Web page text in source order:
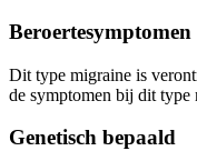
Beroertesymptomen
Dit type migraine is
de symptomen bij dit type
Genetisch bepaald